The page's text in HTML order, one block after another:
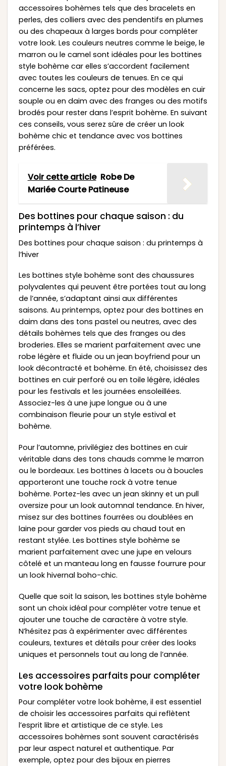
accessoires bohèmes tels que des bracelets en
perles, des colliers avec des pendentifs en plumes
ou des chapeaux à larges bords pour compléter
votre look. Les couleurs neutres comme le beige, le
marron ou le camel sont idéales pour les bottines
style bohème car elles s’accordent facilement
avec toutes les couleurs de tenues. En ce qui
concerne les sacs, optez pour des modèles en cuir
souple ou en daim avec des franges ou des motifs
brodés pour rester dans l’esprit bohème. En suivant
ces conseils, vous serez sûre de créer un look
bohème chic et tendance avec vos bottines
préférées.
Voir cette article Robe De
Mariée Courte Patineuse
Des bottines pour chaque saison : du
printemps à l’hiver
Des bottines pour chaque saison : du printemps à
l’hiver
Les bottines style bohème sont des chaussures
polyvalentes qui peuvent être portées tout au long
de l’année, s’adaptant ainsi aux différentes
saisons. Au printemps, optez pour des bottines en
daim dans des tons pastel ou neutres, avec des
détails bohèmes tels que des franges ou des
broderies. Elles se marient parfaitement avec une
robe légère et fluide ou un jean boyfriend pour un
look décontracté et bohème. En été, choisissez des
bottines en cuir perforé ou en toile légère, idéales
pour les festivals et les journées ensoleillées.
Associez-les à une jupe longue ou à une
combinaison fleurie pour un style estival et
bohème.
Pour l’automne, privilégiez des bottines en cuir
véritable dans des tons chauds comme le marron
ou le bordeaux. Les bottines à lacets ou à boucles
apporteront une touche rock à votre tenue
bohème. Portez-les avec un jean skinny et un pull
oversize pour un look automnal tendance. En hiver,
misez sur des bottines fourrées ou doublées en
laine pour garder vos pieds au chaud tout en
restant stylée. Les bottines style bohème se
marient parfaitement avec une jupe en velours
côtelé et un manteau long en fausse fourrure pour
un look hivernal boho-chic.
Quelle que soit la saison, les bottines style bohème
sont un choix idéal pour compléter votre tenue et
ajouter une touche de caractère à votre style.
N’hésitez pas à expérimenter avec différentes
couleurs, textures et détails pour créer des looks
uniques et personnels tout au long de l’année.
Les accessoires parfaits pour compléter
votre look bohème
Pour compléter votre look bohème, il est essentiel
de choisir les accessoires parfaits qui reflètent
l’esprit libre et artistique de ce style. Les
accessoires bohèmes sont souvent caractérisés
par leur aspect naturel et authentique. Par
exemple, optez pour des bijoux en pierres